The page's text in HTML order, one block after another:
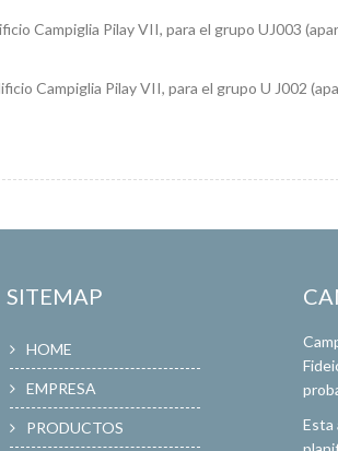
Campiglia Pilay VII, para el grupo UJ003
Campiglia Pilay VII, para el grupo U J002
SITEMAP
HOME
EMPRESA
PRODUCTOS
Esta